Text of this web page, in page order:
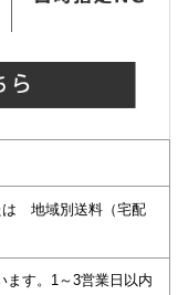
地域別送料（宅配
ます。1～3営業日以内